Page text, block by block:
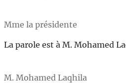
Mme la présidente
La parole est à M. Mohamed
M. Mohamed Laqhila